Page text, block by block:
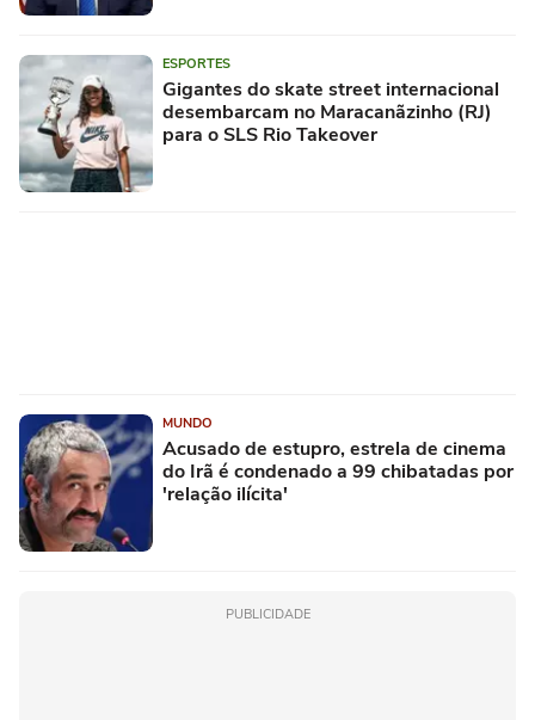
ESPORTES
Gigantes do skate street internacional
desembarcam no Maracanãzinho (RJ)
para o SLS Rio Takeover
MUNDO
Acusado de estupro, estrela de cinema
do Irã é condenado a 99 chibatadas por
'relação ilícita'
PUBLICIDADE